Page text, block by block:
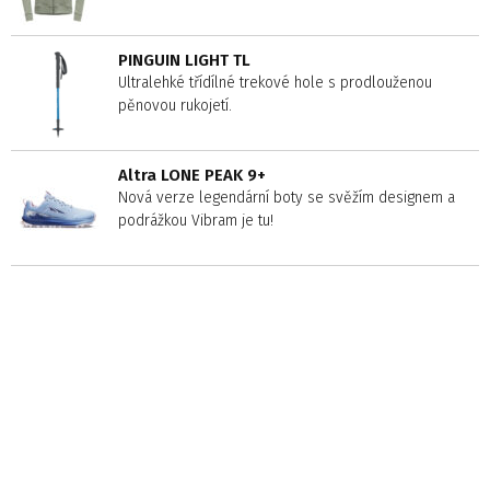
PINGUIN LIGHT TL
Ultralehké třídílné trekové hole s prodlouženou
pěnovou rukojetí.
Altra LONE PEAK 9+
Nová verze legendární boty se svěžím designem a
podrážkou Vibram je tu!